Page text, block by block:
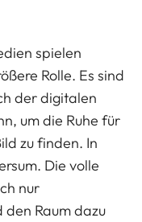
spielen
Rolle. Es sind
der digitalen
um die Ruhe für
zu finden. In
Die volle
nur
Raum dazu